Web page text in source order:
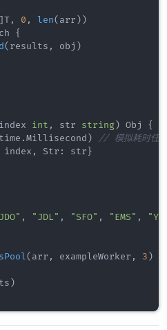
]T, 0 , len( arr ) )
{
( results , obj )
index int , str string) Obj {
.Millisecond )
// 模拟耗时任
index , Str : str }
, "JDL" , "SFO" , "EMS" ,
( arr , exampleWorker , 3 )
)